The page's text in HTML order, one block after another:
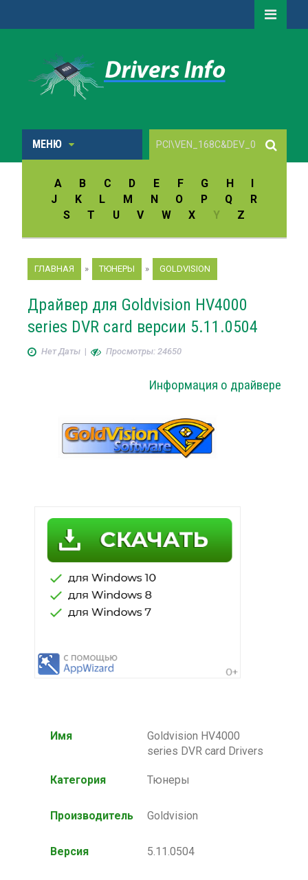
МЕНЮ
A B C D E F G H
I
J
K L M N O P Q
R
S
T U V W X Y Z
ГЛАВНАЯ » ТЮНЕРЫ » GOLDVISION
Драйвер для Goldvision HV4000
series DVR card версии 5.11.0504
Нет Даты| Просмотры: 24650
Информация о драйвере
Имя
Goldvision HV4000
series DVR card Drivers
Категория Тюнеры
Производитель Goldvision
Версия 5.11.0504